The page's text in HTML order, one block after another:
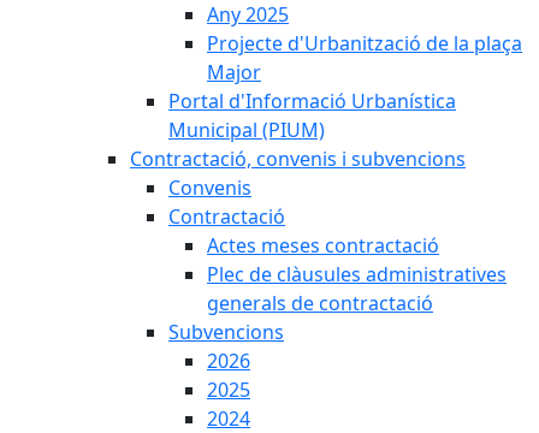
Any 2025
Projecte d'Urbanització de la plaça
Major
Portal d'Informació Urbanística
Municipal (PIUM)
Contractació, convenis i subvencions
Convenis
Contractació
Actes meses contractació
Plec de clàusules administratives
generals de contractació
Subvencions
2026
2025
2024